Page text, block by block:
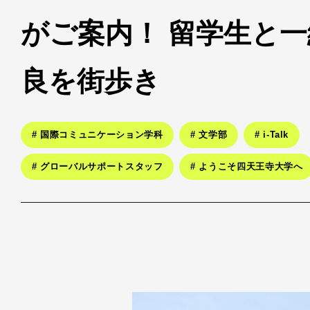
がご案内！ 留学生と
良を街歩き
# 国際コミュニケーション学科 # 文学部 # i-Talk
# グローバルサポートスタッフ # ようこそ四天王寺大学へ